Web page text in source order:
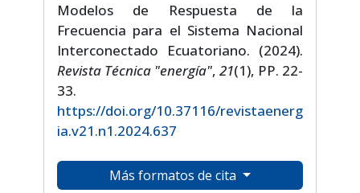
Modelos de Respuesta de la
Frecuencia para el Sistema Nacional
Interconectado Ecuatoriano. (2024).
Revista Técnica "energía", 21(1), PP. 22-
33.
https://doi.org/10.37116/revistaenerg
ia.v21.n1.2024.637
Más formatos de cita